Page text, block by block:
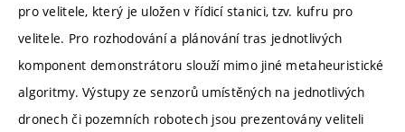
pro velitele, který je uložen v řídicí stanici, tzv. kufru pro
velitele. Pro rozhodování a plánování tras jednotlivých
komponent demonstrátoru slouží mimo jiné metaheuristické
algoritmy. Výstupy ze senzorů umístěných na jednotlivých
dronech či pozemních robotech jsou prezentovány veliteli